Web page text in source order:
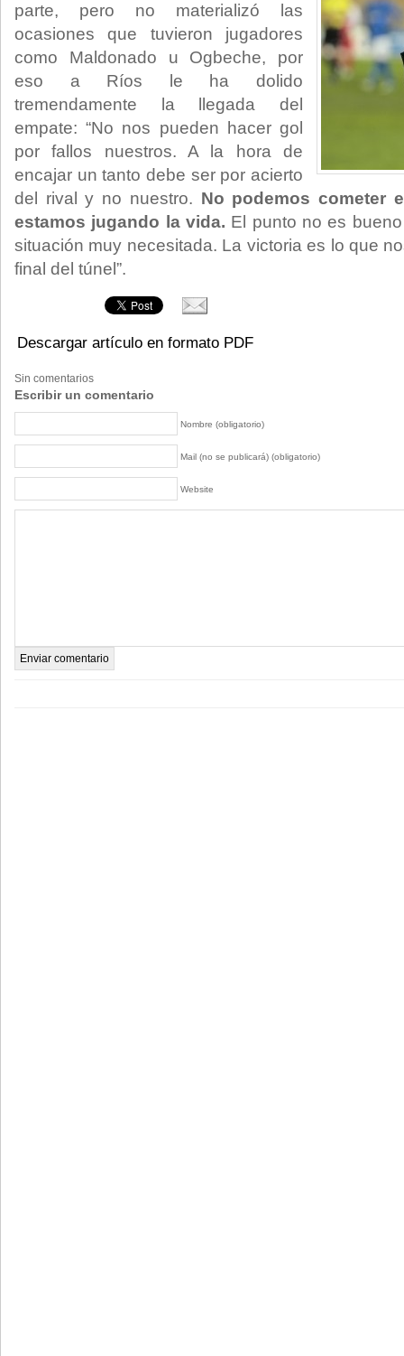
parte, pero no materializó las
ocasiones que tuvieron jugadores
como Maldonado u Ogbeche, por
eso a Ríos le ha dolido
tremendamente la llegada del
empate: “No nos pueden hacer gol
por fallos nuestros. A la hora de
encajar un tanto debe ser por acierto
del rival y no nuestro. No podemos cometer
estamos jugando la vida. El punto no es
situación muy necesitada. La victoria es lo que
final del túnel”.
Descargar artículo en formato PDF
Sin comentarios
Escribir un comentario
Nombre (obligatorio)
Mail (no se publicará) (obligatorio)
Website